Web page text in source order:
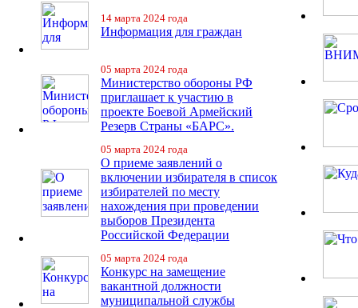
14 марта 2024 года
Информация для граждан
05 марта 2024 года
Министерство обороны РФ
приглашает к участию в
проекте Боевой Армейский
Резерв Страны «БАРС».
05 марта 2024 года
О приеме заявлений о
включении избирателя в список
избирателей по месту
нахождения при проведении
выборов Президента
Российской Федерации
05 марта 2024 года
Конкурс на замещение
вакантной должности
муниципальной службы